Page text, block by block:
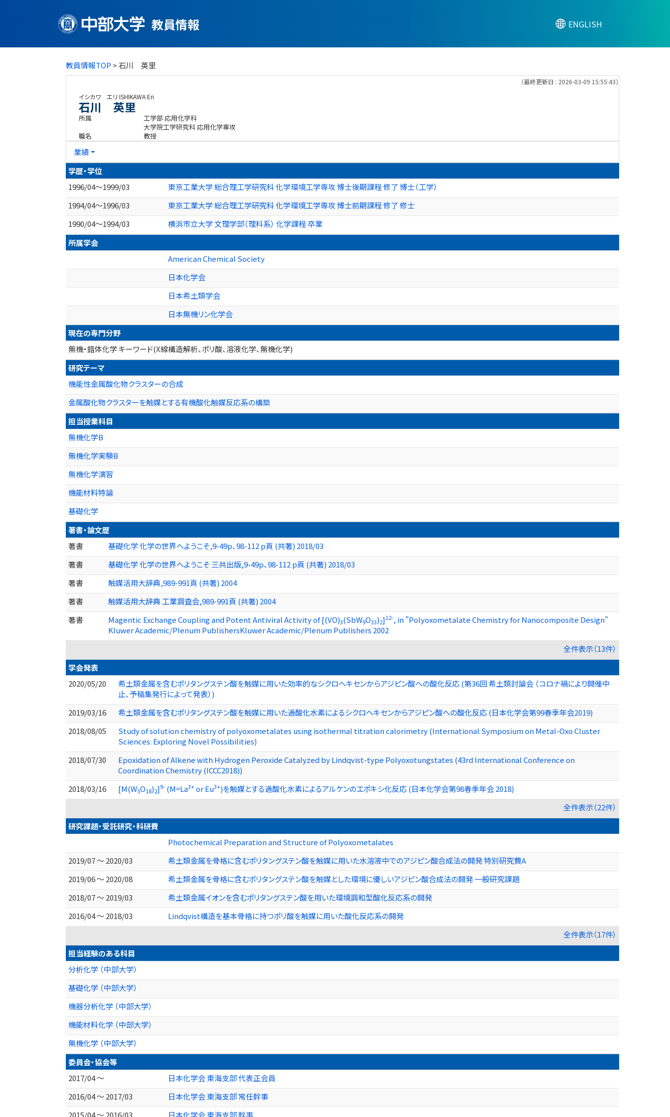
教員情報 ENGLISH
教員情報TOP > 石川 英里
（最終更新日 : 2026-03-09 15:55:43）
イシカワ エリ ISHIKAWA Eri
石川 英里
所属
工学部 応用化学科
大学院工学研究科 応用化学専攻
職名
教授
業績
学歴・学位
1996/04～1999/03
東京工業大学 総合理工学研究科 化学環境工学専攻 博士後期課程 修了 博士（工学）
1994/04～1996/03
東京工業大学 総合理工学研究科 化学環境工学専攻 博士前期課程 修了 修士
1990/04～1994/03
横浜市立大学 文理学部（理科系） 化学課程 卒業
所属学会
American Chemical Society
日本化学会
日本希土類学会
日本無機リン化学会
現在の専門分野
無機・錯体化学 キーワード(X線構造解析、ポリ酸、溶液化学、無機化学)
研究テーマ
機能性金属酸化物クラスターの合成
金属酸化物クラスターを触媒とする有機酸化触媒反応系の構築
担当授業科目
無機化学B
無機化学実験B
無機化学演習
機能材料特論
基礎化学
著書・論文歴
著書
基礎化学 化学の世界へようこそ,9-49p、98-112 p頁 (共著) 2018/03
著書
基礎化学 化学の世界へようこそ 三共出版,9-49p、98-112 p頁 (共著) 2018/03
著書
触媒活用大辞典,989-991頁 (共著) 2004
著書
触媒活用大辞典 工業調査会,989-991頁 (共著) 2004
著書
Magentic Exchange Coupling and Potent Antiviral Activity of [(VO)3(SbW9O33)2]12-, in "Polyoxometalate Chemistry for Nanocomposite Design"
Kluwer Academic/Plenum PublishersKluwer Academic/Plenum Publishers 2002
全件表示（13件）
学会発表
2020/05/20
希土類金属を含むポリタングステン酸を触媒に用いた効率的なシクロヘキセンからアジピン酸への酸化反応 (第36回 希土類討論会 （コロナ禍により開催中
止、予稿集発行によって発表）)
2019/03/16
希土類金属を含むポリタングステン酸を触媒に用いた過酸化水素によるシクロヘキセンからアジピン酸への酸化反応 (日本化学会第99春季年会2019)
2018/08/05
Study of solution chemistry of polyoxometalates using isothermal titration calorimetry (International Symposium on Metal-Oxo Cluster
Sciences: Exploring Novel Possibilities)
2018/07/30
Epoxidation of Alkene with Hydrogen Peroxide Catalyzed by Lindqvist-type Polyoxotungstates (43rd International Conference on
Coordination Chemistry (ICCC2018))
2018/03/16
[M(W5O18)2]9- (M=La3+or Eu3+)を触媒とする過酸化水素によるアルケンのエポキシ化反応 (日本化学会第98春季年会 2018)
全件表示（22件）
研究課題・受託研究・科研費
Photochemical Preparation and Structure of Polyoxometalates
2019/07 ～ 2020/03
希土類金属を骨格に含むポリタングステン酸を触媒に用いた水溶液中でのアジピン酸合成法の開発 特別研究費A
2019/06 ～ 2020/08
希土類金属を骨格に含むポリタングステン酸を触媒とした環境に優しいアジピン酸合成法の開発 一般研究課題
2018/07 ～ 2019/03
希土類金属イオンを含むポリタングステン酸を用いた環境調和型酸化反応系の開発
2016/04 ～ 2018/03
Lindqvist構造を基本骨格に持つポリ酸を触媒に用いた酸化反応系の開発
全件表示（17件）
担当経験のある科目
分析化学 （中部大学）
基礎化学 （中部大学）
機器分析化学 （中部大学）
機能材料化学 （中部大学）
無機化学 （中部大学）
委員会・協会等
2017/04 ～
日本化学会 東海支部 代表正会員
2016/04 ～ 2017/03
日本化学会 東海支部 常任幹事
2015/04 ～ 2016/03
日本化学会 東海支部 幹事